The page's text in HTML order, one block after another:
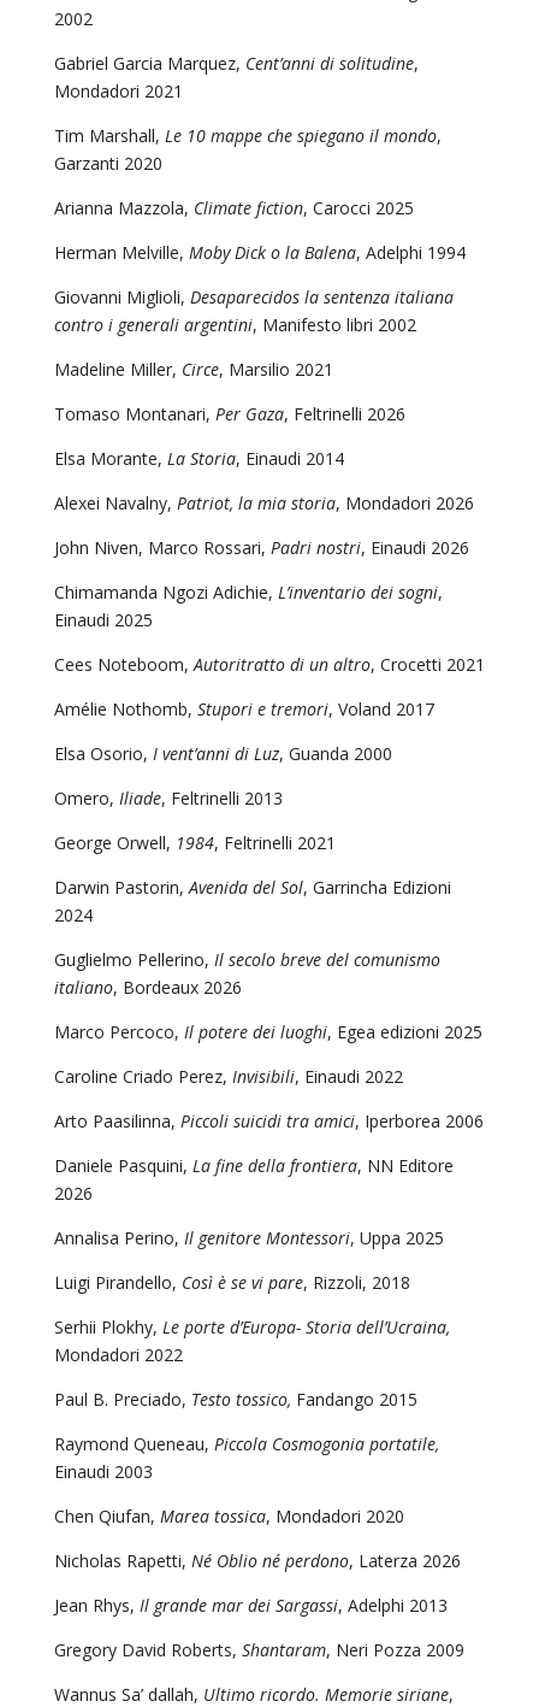
2002
Gabriel Garcia Marquez, Cent’anni di solitudine,
Mondadori 2021
Tim Marshall, Le 10 mappe che spiegano il mondo,
Garzanti 2020
Arianna Mazzola, Climate fiction, Carocci 2025
Herman Melville, Moby Dick o la Balena, Adelphi 1994
Giovanni Miglioli, Desaparecidos la sentenza italiana
contro i generali argentini, Manifesto libri 2002
Madeline Miller, Circe, Marsilio 2021
Tomaso Montanari, Per Gaza, Feltrinelli 2026
Elsa Morante, La Storia, Einaudi 2014
Alexei Navalny, Patriot, la mia storia, Mondadori 2026
John Niven, Marco Rossari, Padri nostri, Einaudi 2026
Chimamanda Ngozi Adichie, L’inventario dei sogni,
Einaudi 2025
Cees Noteboom,Autoritratto di un altro, Crocetti 2021
Amélie Nothomb, Stupori e tremori, Voland 2017
Elsa Osorio, I vent’anni di Luz, Guanda 2000
Omero, Iliade, Feltrinelli 2013
George Orwell, 1984, Feltrinelli 2021
Darwin Pastorin,Avenida del Sol, Garrincha Edizioni
2024
Guglielmo Pellerino, Il secolo breve del comunismo
italiano, Bordeaux 2026
Marco Percoco, Il potere dei luoghi, Egea edizioni 2025
Caroline Criado Perez, Invisibili, Einaudi 2022
Arto Paasilinna, Piccoli suicidi tra amici, Iperborea 2006
Daniele Pasquini, La fine della frontiera, NN Editore
2026
Annalisa Perino, Il genitore Montessori, Uppa 2025
Luigi Pirandello, Così è se vi pare, Rizzoli, 2018
Serhii Plokhy, Le porte d’Europa- Storia dell’Ucraina,
Mondadori 2022
Paul B. Preciado, Testo tossico, Fandango 2015
Raymond Queneau, Piccola Cosmogonia portatile,
Einaudi 2003
Chen Qiufan, Marea tossica, Mondadori 2020
Nicholas Rapetti, Né Oblio né perdono, Laterza 2026
Jean Rhys, Il grande mar dei Sargassi, Adelphi 2013
Gregory David Roberts, Shantaram, Neri Pozza 2009
Wannus Sa’ dallah, Ultimo ricordo. Memorie siriane,